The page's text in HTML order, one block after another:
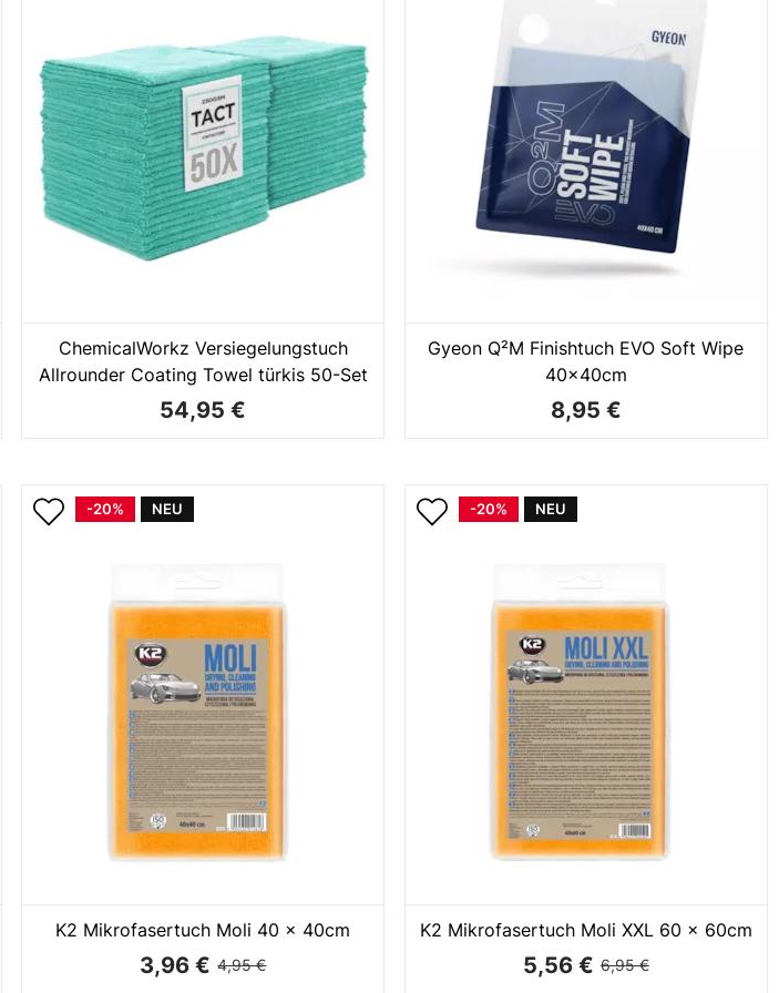
ChemicalWorkz Versiegelungstuch
Allrounder Coating Towel türkis 50-Set
54,95 €
Gyeon Q²M Finishtuch EVO Soft Wipe
40x40cm
8,95 €
-20% NEU
K2 Mikrofasertuch Moli 40 x 40cm
3,96 € 4,95 €
-20% NEU
K2 Mikrofasertuch Moli XXL 60 x 60cm
5,56 € 6,95 €